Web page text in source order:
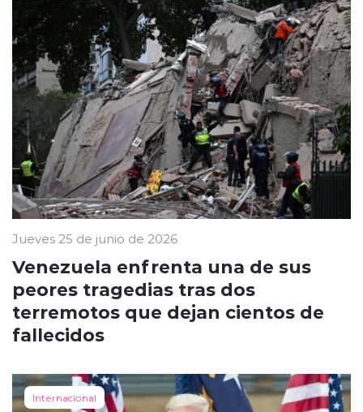
Jueves 25 de junio de 2026
Venezuela enfrenta una de sus
peores tragedias tras dos
terremotos que dejan cientos de
fallecidos
Internacional